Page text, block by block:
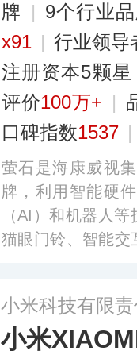
牌 | 9个行业
x91 | 行业领
注册资本5颗星
评价100万+ |
口碑指数1537 |
萤石是海康威视
牌，利用智能硬
（AI）和机器人
猫眼门铃、智能交
更多
小米科技有限
小米